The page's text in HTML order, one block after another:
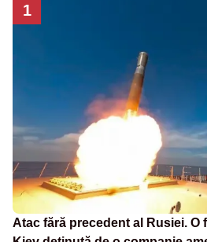
1
Atac fără precedent al Rusiei. O